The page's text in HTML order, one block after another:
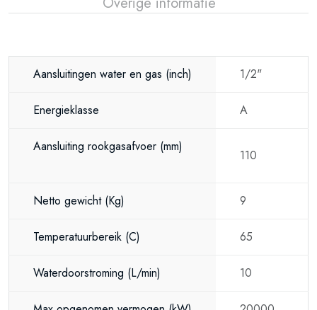
Aansluitingen water en gas (inch) 1/2"
Energieklasse A
Aansluiting rookgasafvoer (mm)
110
Netto gewicht (Kg) 9
Temperatuurbereik (C) 65
Waterdoorstroming (L/min) 10